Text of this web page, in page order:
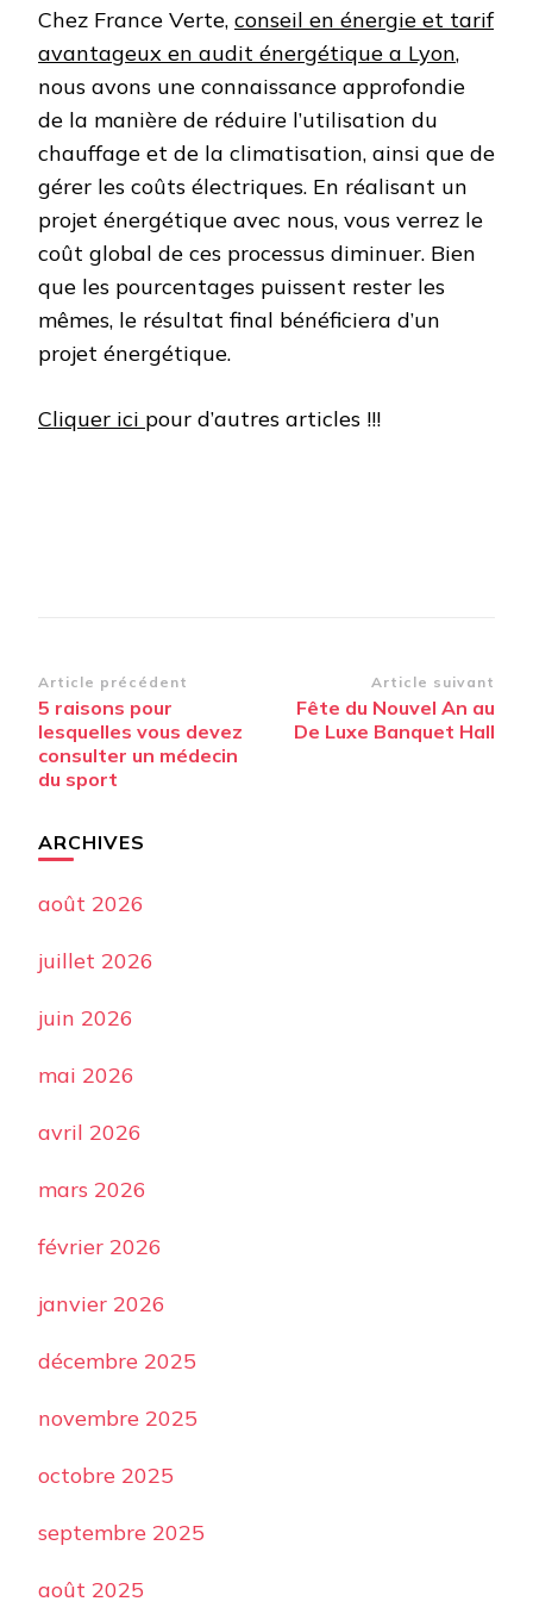
Chez France Verte, conseil en énergie et tarif
avantageux en audit énergétique a Lyon,
nous avons une connaissance approfondie
de la manière de réduire l’utilisation du
chauffage et de la climatisation, ainsi que de
gérer les coûts électriques. En réalisant un
projet énergétique avec nous, vous verrez le
coût global de ces processus diminuer. Bien
que les pourcentages puissent rester les
mêmes, le résultat final bénéficiera d’un
projet énergétique.
Cliquer ici pour d’autres articles !!!
Navigation
d’article
Article précédent
5 raisons pour
lesquelles vous devez
consulter un médecin
du sport
Article suivant
Fête du Nouvel An au
De Luxe Banquet Hall
ARCHIVES
août 2026
juillet 2026
juin 2026
mai 2026
avril 2026
mars 2026
février 2026
janvier 2026
décembre 2025
novembre 2025
octobre 2025
septembre 2025
août 2025